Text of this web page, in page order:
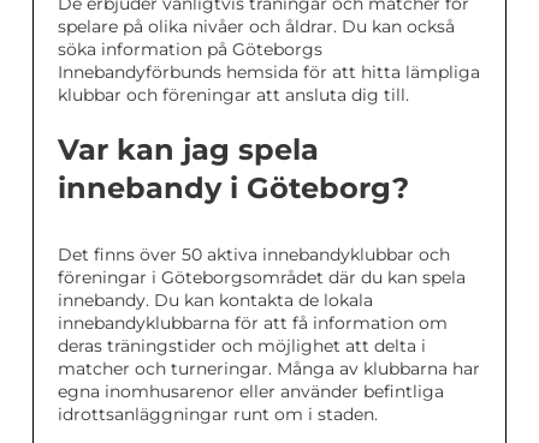
spelare på olika nivåer och åldrar. Du kan också
söka information på Göteborgs
Innebandyförbunds hemsida för att hitta lämpliga
klubbar och föreningar att ansluta dig till.
Var kan jag spela
innebandy i Göteborg?
Det finns över 50 aktiva innebandyklubbar och
föreningar i Göteborgsområdet där du kan spela
innebandy. Du kan kontakta de lokala
innebandyklubbarna för att få information om
deras träningstider och möjlighet att delta i
matcher och turneringar. Många av klubbarna har
egna inomhusarenor eller använder befintliga
idrottsanläggningar runt om i staden.